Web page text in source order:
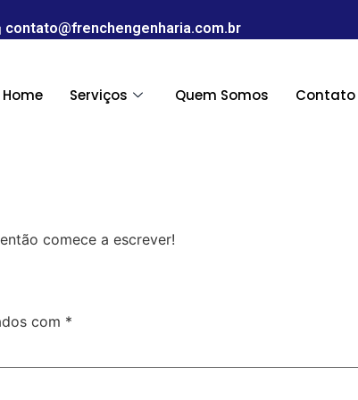
contato@frenchengenharia.com.br
Home Serviços Quem Somos Contato
comece a escrever!
com *